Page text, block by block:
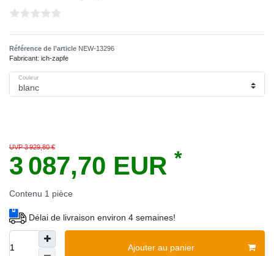
Référence de l’article NEW-13296
Fabricant: ich-zapfe
Couleur
UVP 3 929,80 €
3 087,70 EUR *
Contenu 1 pièce
Délai de livraison environ 4 semaines!
Ajouter au panier